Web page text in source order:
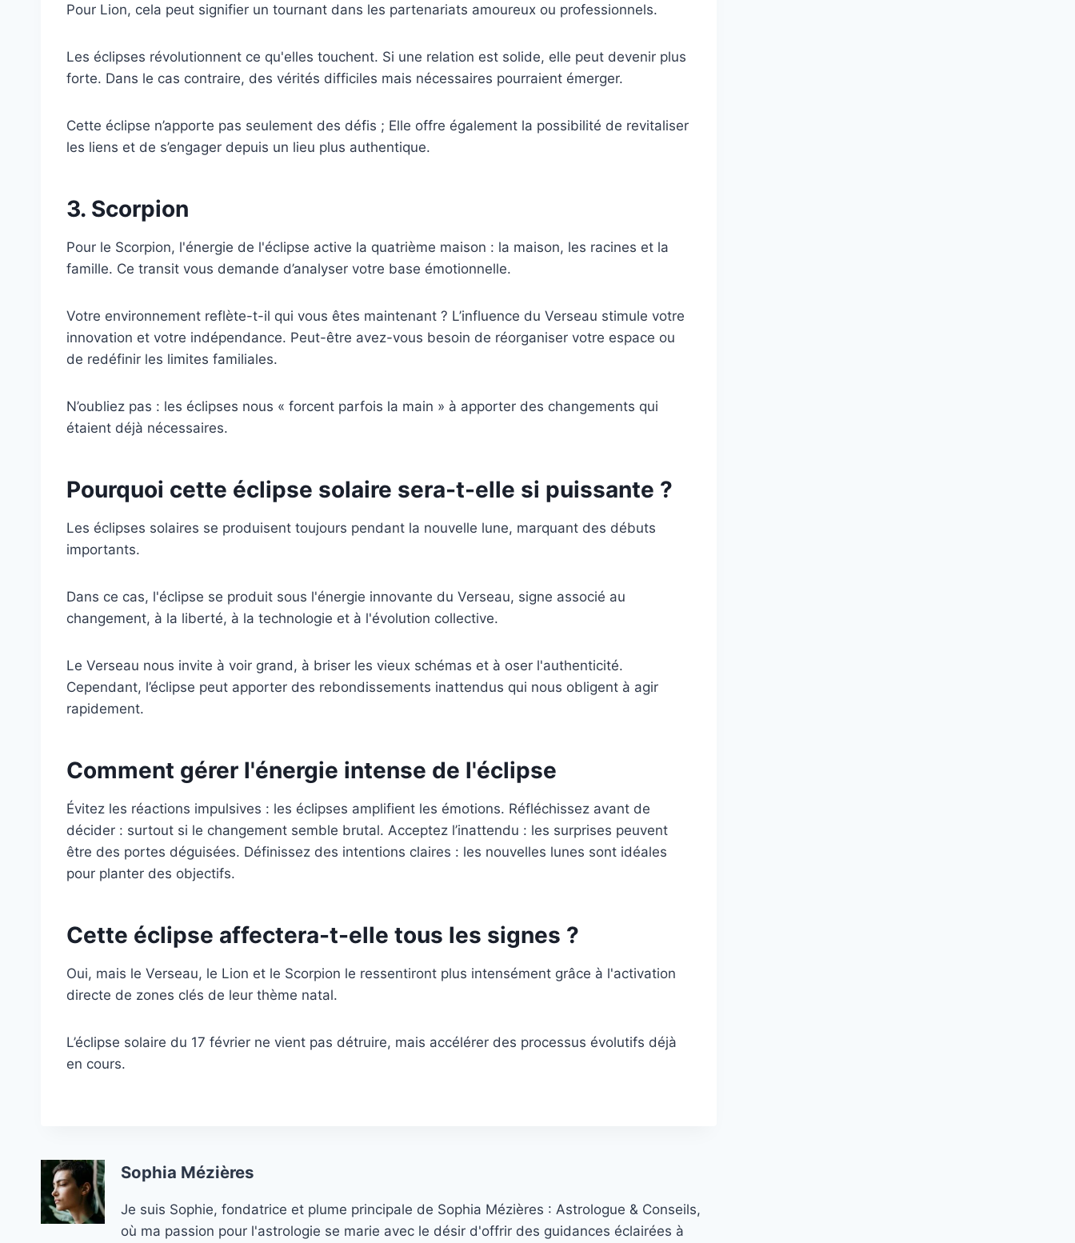
Pour Lion, cela peut signifier un tournant dans les partenariats amoureux ou professionnels.
Les éclipses révolutionnent ce qu'elles touchent. Si une relation est solide, elle peut devenir plus
forte. Dans le cas contraire, des vérités difficiles mais nécessaires pourraient émerger.
Cette éclipse n’apporte pas seulement des défis ; Elle offre également la possibilité de revitaliser
les liens et de s’engager depuis un lieu plus authentique.
3. Scorpion
Pour le Scorpion, l'énergie de l'éclipse active la quatrième maison : la maison, les racines et la
famille. Ce transit vous demande d’analyser votre base émotionnelle.
Votre environnement reflète-t-il qui vous êtes maintenant ? L’influence du Verseau stimule votre
innovation et votre indépendance. Peut-être avez-vous besoin de réorganiser votre espace ou
de redéfinir les limites familiales.
N’oubliez pas : les éclipses nous « forcent parfois la main » à apporter des changements qui
étaient déjà nécessaires.
Pourquoi cette éclipse solaire sera-t-elle si puissante ?
Les éclipses solaires se produisent toujours pendant la nouvelle lune, marquant des débuts
importants.
Dans ce cas, l'éclipse se produit sous l'énergie innovante du Verseau, signe associé au
changement, à la liberté, à la technologie et à l'évolution collective.
Le Verseau nous invite à voir grand, à briser les vieux schémas et à oser l'authenticité.
Cependant, l’éclipse peut apporter des rebondissements inattendus qui nous obligent à agir
rapidement.
Comment gérer l'énergie intense de l'éclipse
Évitez les réactions impulsives : les éclipses amplifient les émotions. Réfléchissez avant de
décider : surtout si le changement semble brutal. Acceptez l’inattendu : les surprises peuvent
être des portes déguisées. Définissez des intentions claires : les nouvelles lunes sont idéales
pour planter des objectifs.
Cette éclipse affectera-t-elle tous les signes ?
Oui, mais le Verseau, le Lion et le Scorpion le ressentiront plus intensément grâce à l'activation
directe de zones clés de leur thème natal.
L’éclipse solaire du 17 février ne vient pas détruire, mais accélérer des processus évolutifs déjà
en cours.
Sophia Mézières
Je suis Sophie, fondatrice et plume principale de Sophia Mézières : Astrologue & Conseils,
où ma passion pour l'astrologie se marie avec le désir d'offrir des guidances éclairées à